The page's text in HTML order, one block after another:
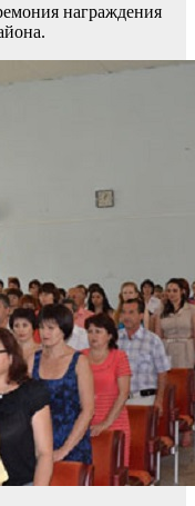
награждения